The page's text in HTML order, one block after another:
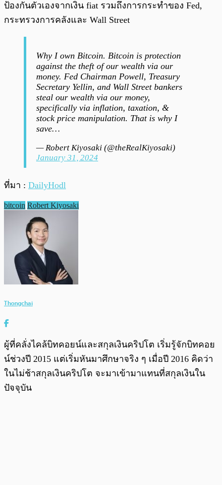
ป้องกันตัวเองจากเงิน fiat รวมถึงการกระทำของ Fed,
กระทรวงการคลังและ Wall Street
Why I own Bitcoin. Bitcoin is protection
against the theft of our wealth via our
money. Fed Chairman Powell, Treasury
Secretary Yellin, and Wall Street bankers
steal our wealth via our money,
specifically via inflation, taxation, &
stock price manipulation. That is why I
save…
— Robert Kiyosaki (@theRealKiyosaki)
January 31, 2024
ที่มา : DailyHodl
bitcoin Robert Kiyosaki
Thongchai
ผู้ที่คลั่งไคล้บิทคอยน์และสกุลเงินคริปโต เริ่มรู้จักบิทคอย
น์ช่วงปี 2015 แต่เริ่มหันมาศึกษาจริง ๆ เมื่อปี 2016 คิดว่า
ในไม่ช้าสกุลเงินคริปโต จะมาเข้ามาแทนที่สกุลเงินใน
ปัจจุบัน